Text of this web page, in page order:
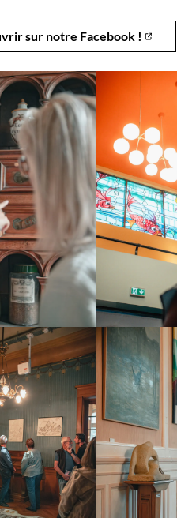
sur notre Facebook !